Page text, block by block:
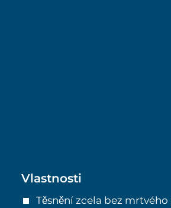
Vlastnosti
Těsnění zcela bez